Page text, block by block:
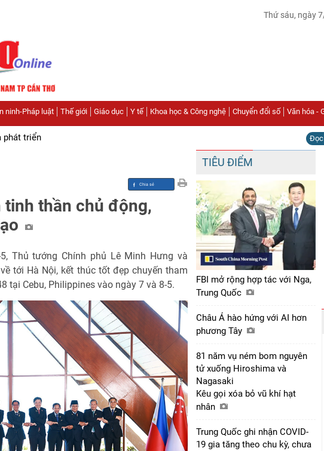
Thứ sáu, ngày
ninh-Pháp luật Thế giới Giáo dục Y tế Khoa học & Công nghệ Chuyển đổi số Văn hóa -
phát triển Đọc
thần chủ động,
Thủ tướng Chính phủ Lê Minh Hưng và
tới Hà Nội, kết thúc tốt đẹp chuyến tham
tại Cebu, Philippines vào ngày 7 và 8-5.
TIÊU ĐIỂM
FBI mở rộng hợp tác với Nga,
Trung Quốc
Châu Á hào hứng với AI hơn
phương Tây
81 năm vụ ném bom nguyên
tử xuống Hiroshima và
Nagasaki
Kêu gọi xóa bỏ vũ khí hạt
nhân
Trung Quốc ghi nhận COVID-
19 gia tăng theo chu kỳ, chưa